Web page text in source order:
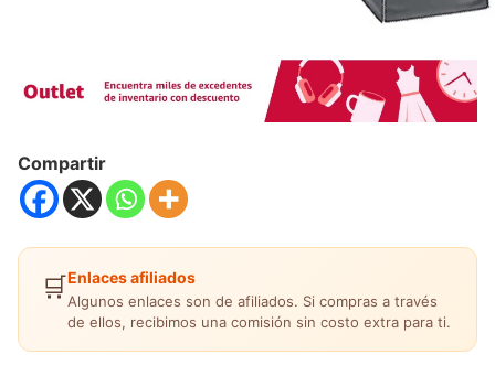
Compartir
🛒Enlaces afiliados
Algunos enlaces son de afiliados. Si compras a través
de ellos, recibimos una comisión sin costo extra para ti.